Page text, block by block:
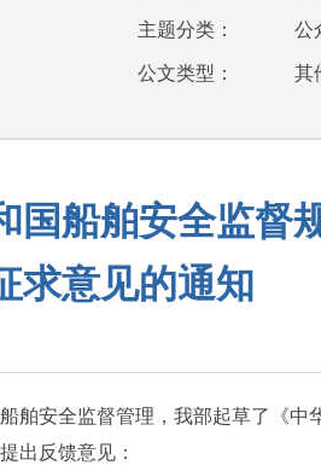
主题分类：
公
公文类型：
其
船舶安全监督
求意见的通知
安全监督管理，我部起草了《中
出反馈意见：